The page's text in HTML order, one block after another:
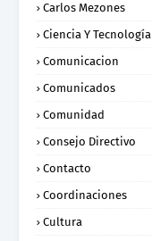
Carlos Mezones
Ciencia Y Tecnología
Comunicacion
Comunicados
Comunidad
Consejo Directivo
Contacto
Coordinaciones
Cultura